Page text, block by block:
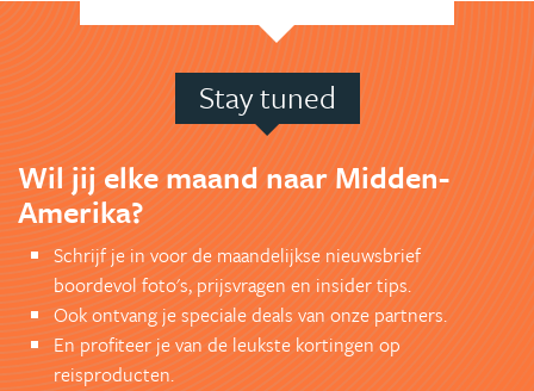
Stay tuned
Wil jij elke maand naar Midden-
Amerika?
Schrijf je in voor de maandelijkse nieuwsbrief
boordevol foto's, prijsvragen en insider tips.
Ook ontvang je speciale deals van onze partners.
En profiteer je van de leukste kortingen op
reisproducten.